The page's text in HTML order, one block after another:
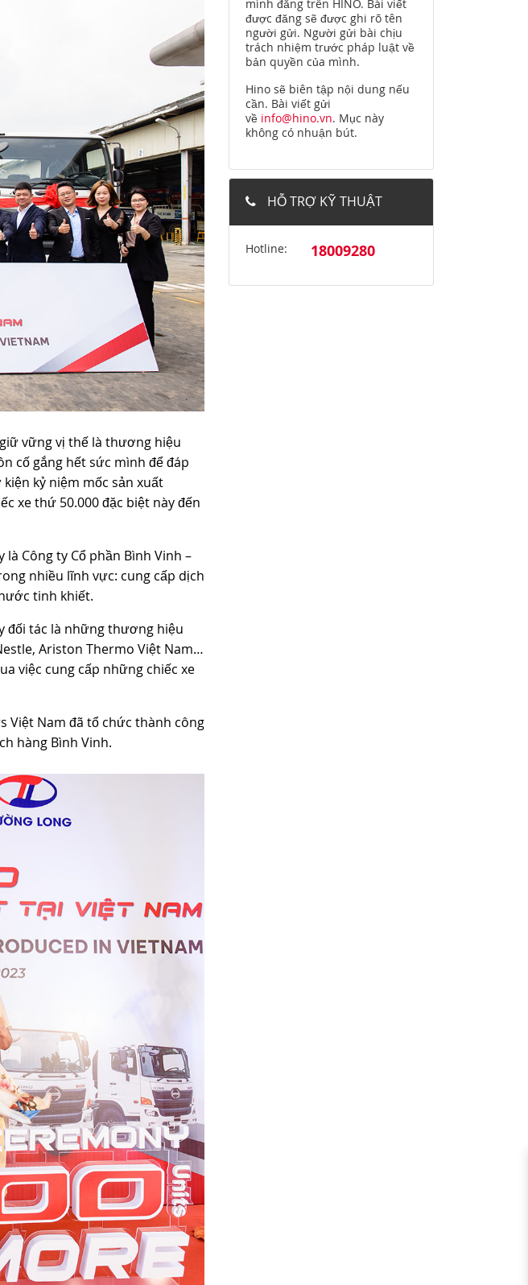
vững vị thế là thương hiệu
cố gắng hết sức mình để đáp
kỷ niệm mốc sản xuất
xe thứ 50.000 đặc biệt này đến
Công ty Cổ phần Bình Vinh –
nhiều lĩnh vực: cung cấp dịch
tinh khiết.
đối tác là những thương hiệu
Ariston Thermo Việt Nam…
việc cung cấp những chiếc xe
Việt Nam đã tổ chức thành công
hàng Bình Vinh.
mình đăng trên HINO. Bài viết
được đăng sẽ được ghi rõ tên
người gửi. Người gửi bài chịu
trách nhiệm trước pháp luật về
bản quyền của mình.
Hino sẽ biên tập nội dung nếu
cần. Bài viết gửi
về info@hino.vn. Mục này
không có nhuận bút.
HỖ TRỢ KỸ THUẬT
Hotline: 18009280